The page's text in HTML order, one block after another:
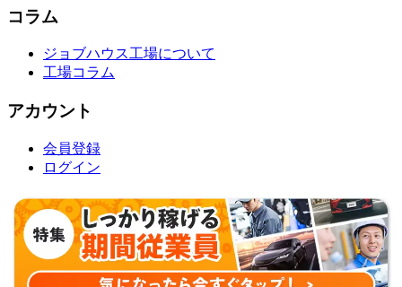
コラム
ジョブハウス工場について
工場コラム
アカウント
会員登録
ログイン